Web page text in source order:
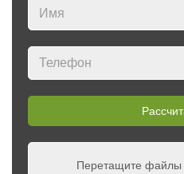
Перетащите файлы